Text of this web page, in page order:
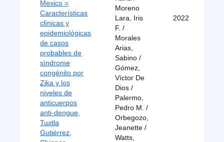
Mexico =
Características
clínicas y
epidemiológicas
de casos
probables de
síndrome
congénito por
Zika y los
niveles de
anticuerpos
anti-dengue,
Tuxtla
Gutiérrez,
Moreno
Lara, Iris
F. /
Morales
Arias,
Sabino /
Gómez,
Víctor De
Dios /
Palermo,
Pedro M. /
Orbegozo,
Jeanette /
Watts,
2022